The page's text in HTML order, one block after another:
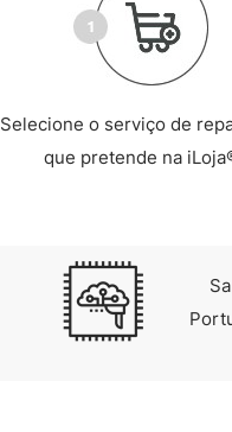
Selecione o serviço de
que pretende na